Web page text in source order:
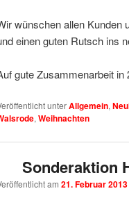
wünschen allen Kunden
einen guten Rutsch ins
gute Zusammenarbeit in
unterAllgemein,
,Weihnachten
Sonderaktion
am 21. Februar 2013